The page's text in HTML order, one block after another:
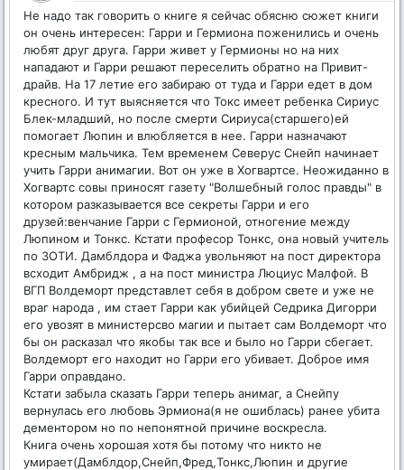
Не надо так говорить о книге я сейчас обясню сюжет книги
он очень интересен: Гарри и Гермиона поженились и очень
любят друг друга. Гарри живет у Гермионы но на них
нападают и Гарри решают переселить обратно на Привит-
драйв. На 17 летие его забираю от туда и Гарри едет в дом
кресного. И тут выясняется что Токс имеет ребенка Сириус
Блек-младший, но после смерти Сириуса(старшего)ей
помогает Люпин и влюбляется в нее. Гарри назначают
кресным мальчика. Тем временем Северус Снейп начинает
учить Гарри анимагии. Вот он уже в Хогвартсе. Неожиданно в
Хогвартс совы приносят газету "Волшебный голос правды" в
котором разказывается все секреты Гарри и его
друзей:венчание Гарри с Гермионой, отногение между
Люпином и Тонкс. Кстати професор Тонкс, она новый учитель
по ЗОТИ. Дамблдора и Фаджа увольняют на пост директора
всходит Амбридж , а на пост министра Люциус Малфой. В
ВГП Волдеморт представлет себя в добром свете и уже не
враг народа , им стает Гарри как убийцей Седрика Дигорри
его увозят в министерсво магии и пытает сам Волдеморт что
бы он расказал что якобы так все и было но Гарри сбегает.
Волдеморт его находит но Гарри его убивает. Доброе имя
Гарри оправдано.
Кстати забыла сказать Гарри теперь анимаг, а Снейпу
вернулась его любовь Эрмиона(я не ошиблась) ранее убита
дементором но по непонятной причине воскресла.
Книга очень хорошая хотя бы потому что никто не
умирает(Дамблдор,Снейп,Фред,Тонкс,Люпин и другие